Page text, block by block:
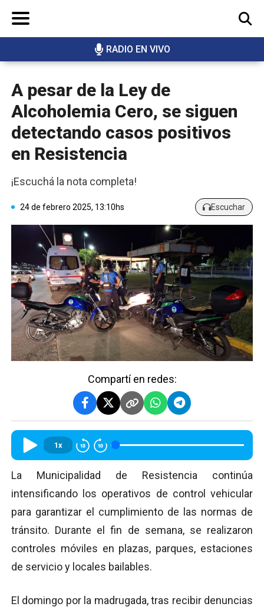
RADIO EN VIVO
BUSCAR
A pesar de la Ley de
Alcoholemia Cero, se siguen
detectando casos positivos
en Resistencia
¡Escuchá la nota completa!
24 de febrero 2025, 13:10hs Escuchar
Compartí en redes:
1x
La Municipalidad de Resistencia continúa
intensificando los operativos de control vehicular
para garantizar el cumplimiento de las normas de
tránsito. Durante el fin de semana, se realizaron
controles móviles en plazas, parques, estaciones
de servicio y locales bailables.
El domingo por la madrugada, tras recibir denuncias